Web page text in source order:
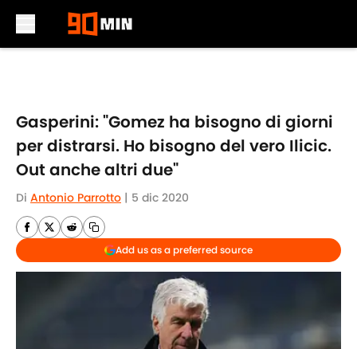
Gasperini: "Gomez ha bisogno di giorni
per distrarsi. Ho bisogno del vero Ilicic.
Out anche altri due"
Di Antonio Parrotto | 5 dic 2020
Add us as a preferred source